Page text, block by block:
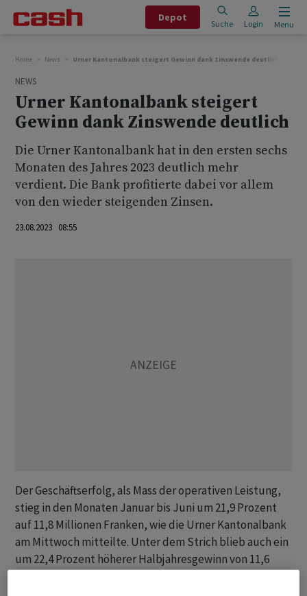
Depot
Suche Login Menu
Home News Urner Kantonalbank steigert Gewinn dank Zinswende deutlich
NEWS
Urner Kantonalbank steigert
Gewinn dank Zinswende deutlich
Die Urner Kantonalbank hat in den ersten sechs
Monaten des Jahres 2023 deutlich mehr
verdient. Die Bank profitierte dabei vor allem
von den wieder steigenden Zinsen.
23.08.2023 08:55
Der Geschäftserfolg, als Mass der operativen Leistung,
stieg in den Monaten Januar bis Juni um 21,9 Prozent
auf 11,8 Millionen Franken, wie die Urner Kantonalbank
am Mittwoch mitteilte. Unter dem Strich blieb auch ein
um 22,4 Prozent höherer Halbjahresgewinn von 11,6